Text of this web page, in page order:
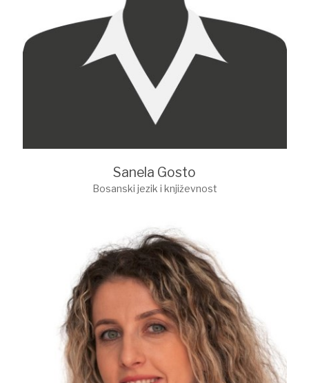
Sanela Gosto
Bosanski jezik i književnost